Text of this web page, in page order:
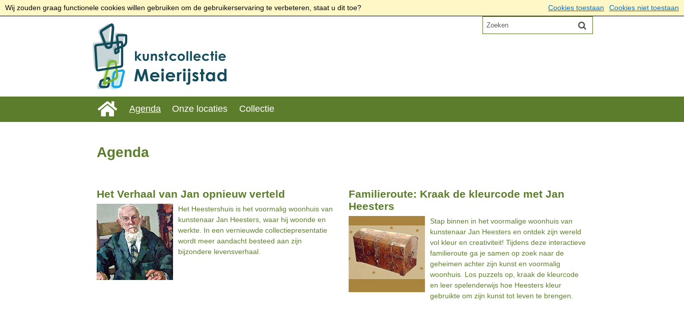
Wij zouden graag functionele cookies willen gebruiken om de gebruikerservaring te verbeteren, staat u dit toe? Cookies toestaan Cookies niet toestaan
Agenda Onze locaties Collectie
Agenda
Het Verhaal van Jan opnieuw verteld
Het Heestershuis is het voormalig woonhuis van
kunstenaar Jan Heesters, waar hij woonde en
werkte. In een vernieuwde collectiepresentatie
wordt meer aandacht besteed aan zijn
bijzondere levensverhaal.
Familieroute: Kraak de kleurcode met Jan
Heesters
Stap binnen in het voormalige woonhuis van
kunstenaar Jan Heesters en ontdek zijn wereld
vol kleur en creativiteit! Tijdens deze interactieve
familieroute ga je samen op zoek naar de
geheimen achter zijn kunst en voormalig
woonhuis. Los puzzels op, kraak de kleurcode
en leer spelenderwijs hoe Heesters kleur
gebruikte om zijn kunst tot leven te brengen.